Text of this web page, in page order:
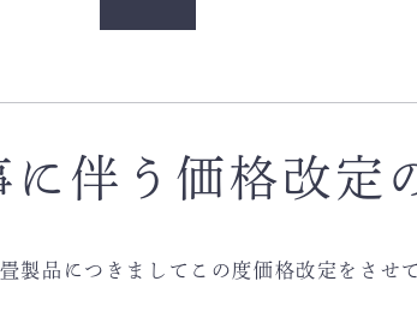
に伴う価格改定
製品につきましてこの度価格改定をさせ